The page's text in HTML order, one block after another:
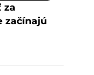
za
začínajú